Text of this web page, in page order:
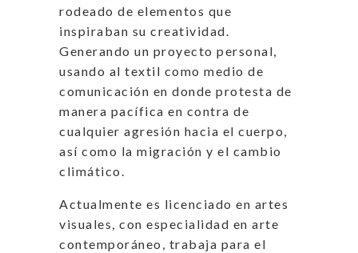
rodeado de elementos que
inspiraban su creatividad.
Generando un proyecto personal,
usando al textil como medio de
comunicación en donde protesta de
manera pacífica en contra de
cualquier agresión hacia el cuerpo,
así como la migración y el cambio
climático.
Actualmente es licenciado en artes
visuales, con especialidad en arte
contemporáneo, trabaja para el